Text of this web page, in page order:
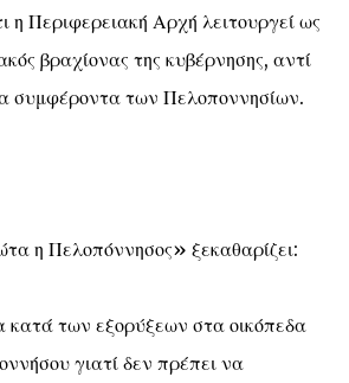
η Περιφερειακή Αρχή λειτουργεί ως
βραχίονας της κυβέρνησης, αντί
συμφέροντα των Πελοποννησίων.
η Πελοπόννησος» ξεκαθαρίζει:
κατά των εξορύξεων στα οικόπεδα
γιατί δεν πρέπει να